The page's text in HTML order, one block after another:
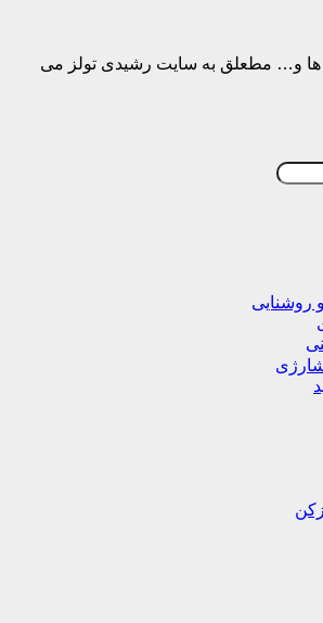
و… مطعلق به سایت رشیدی تولز می
و روشنایی
شارژی